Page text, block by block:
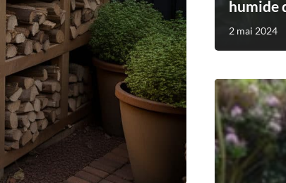
humide
2 mai 2024